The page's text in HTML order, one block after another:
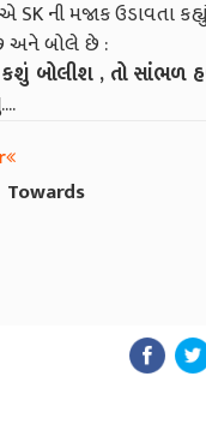
SK ની મજાક ઉડાવતા
અને બોલે છે :
બોલીશ , તો સાંભળ
....